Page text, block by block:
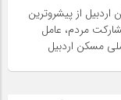
از پیشروترین
مردم، عامل
مسکن اردبیل